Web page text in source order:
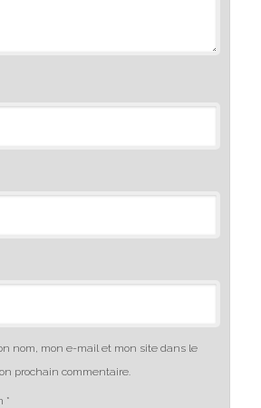
nom, mon e-mail et mon site dans le
prochain commentaire.
*